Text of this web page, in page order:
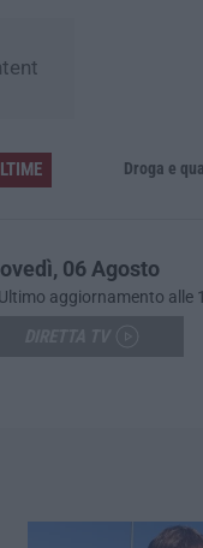
Droga e quasi
06 Agosto
Ultimo aggiornamento alle